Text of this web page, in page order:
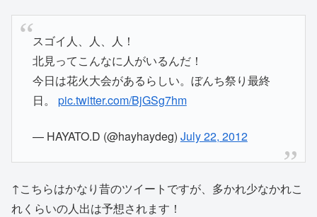
スゴイ人、人、人！
北見ってこんなに人がいるんだ！
今日は花火大会があるらしい。ぼんち祭り最終
日。 pic.twitter.com/BjGSg7hm
— HAYATO.D (@hayhaydeg) July 22, 2012
↑こちらはかなり昔のツイートですが、多かれ少なかれこ
れくらいの人出は予想されます！